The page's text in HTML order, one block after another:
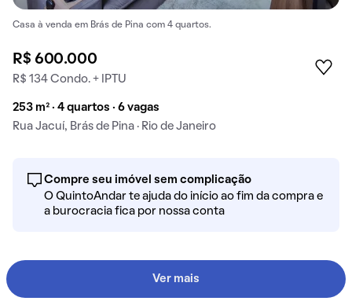
Casa à venda em Brás de Pina com 4 quartos.
R$ 600.000
R$ 134 Condo. + IPTU
253 m² · 4 quartos · 6 vagas
Rua Jacuí, Brás de Pina · Rio de Janeiro
Compre seu imóvel sem complicação
O QuintoAndar te ajuda do início ao fim da compra e
a burocracia fica por nossa conta
Ver mais